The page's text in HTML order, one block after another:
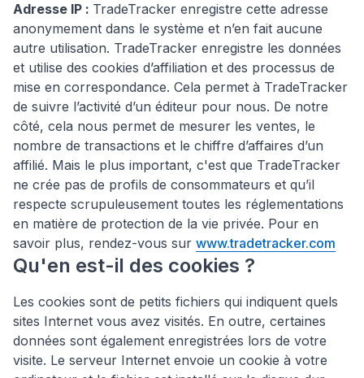
Adresse IP : TradeTracker enregistre cette adresse
anonymement dans le système et n’en fait aucune
autre utilisation. TradeTracker enregistre les données
et utilise des cookies d’affiliation et des processus de
mise en correspondance. Cela permet à TradeTracker
de suivre l’activité d’un éditeur pour nous. De notre
côté, cela nous permet de mesurer les ventes, le
nombre de transactions et le chiffre d’affaires d’un
affilié. Mais le plus important, c'est que TradeTracker
ne crée pas de profils de consommateurs et qu’il
respecte scrupuleusement toutes les réglementations
en matière de protection de la vie privée. Pour en
savoir plus, rendez-vous sur www.tradetracker.com
Qu'en est-il des cookies ?
Les cookies sont de petits fichiers qui indiquent quels
sites Internet vous avez visités. En outre, certaines
données sont également enregistrées lors de votre
visite. Le serveur Internet envoie un cookie à votre